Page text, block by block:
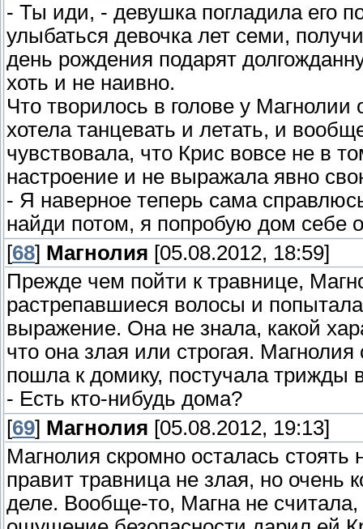
- Ты иди, - девушка погладила его
улыбаться девочка лет семи,
день рождения подарят
хоть и не наивно.
Что творилось в голове у
хотела танцевать и летать, и
чувствовала, что Крис вовсе не в
настроение и не выражала явно
- Я наверное теперь сама
найди потом, я попробую дом себе
[68] Магнолия [05.08.2012, 18:59]
Прежде чем пойти к травнице,
растрепавшиеся волосы и
выражение. Она не знала, какой
что она злая или строгая.
пошла к домику, постучала трижды
- Есть кто-нибудь дома?
[69] Магнолия [05.08.2012, 19:13]
Магнолия скромно осталась стоять
правит травница не злая, но очень
деле. Вообще-то, Магна не считала,